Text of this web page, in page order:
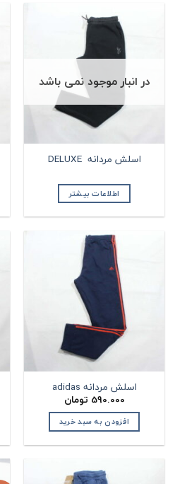
در انبار موجود نمی باشد
اسلش مردانه DELUXE
اطلاعات بیشتر
اسلش مردانه adidas
590.000 تومان
افزودن به سبد خرید